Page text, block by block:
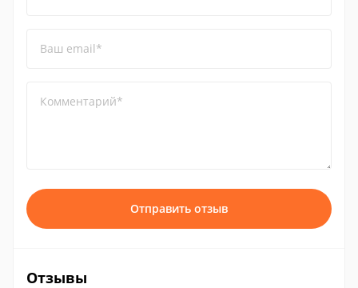
Ваш email*
Комментарий*
Отправить отзыв
Отзывы